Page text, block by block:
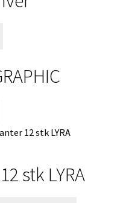
stk LYRA